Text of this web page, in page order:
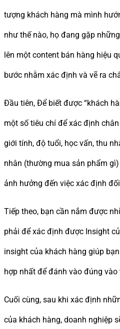
tượng khách hàng mà mình
như thế nào, họ đang gặp
lên một content bán hàng hiệu
bước nhằm xác định và vẽ ra
Đầu tiên, Để biết được “khách
một số tiêu chí để xác định
giới tính, độ tuổi, học vấn, thu
nhân (thường mua sản phẩm
ảnh hưởng đến việc xác định
Tiếp theo, bạn cần nắm được
phải để xác định được Insight
insight của khách hàng giúp
hợp nhất để đánh vào đúng
Cuối cùng, sau khi xác định
của khách hàng, doanh nghiệp